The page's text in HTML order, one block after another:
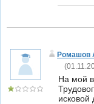
Ромашов
(
На мой
исковой